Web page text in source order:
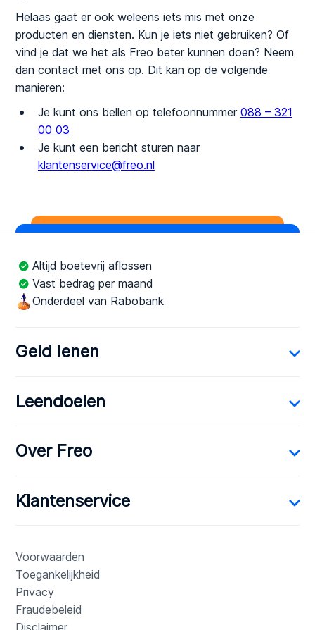
Helaas gaat er ook weleens iets mis met onze
producten en diensten. Kun je iets niet gebruiken? Of
vind je dat we het als Freo beter kunnen doen? Neem
dan contact met ons op. Dit kan op de volgende
manieren:
Je kunt ons bellen op telefoonnummer 088 – 321
00 03
Je kunt een bericht sturen naar
klantenservice@freo.nl
Altijd boetevrij aflossen
Vast bedrag per maand
Onderdeel van Rabobank
Geld lenen
Leendoelen
Over Freo
Klantenservice
Voorwaarden
Toegankelijkheid
Privacy
Fraudebeleid